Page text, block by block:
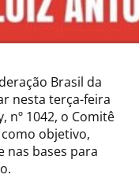
Brasil da
nesta terça-feira
nº 1042, o Comitê
objetivo,
nas bases para